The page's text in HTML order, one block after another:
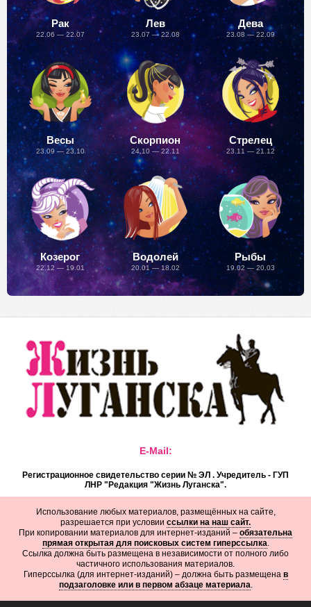
Рак
22.06 — 22.07
Лев
23.07 — 22.08
Дева
23.08 — 22.09
Весы
23.09 — 23.10
Скорпион
24.10 — 22.11
Стрелец
23.11 — 21.12
Козерог
22.12 — 19.01
Водолей
20.01 — 18.02
Рыбы
19.02 — 20.03
E-Mail:
Регистрационное свидетельство серии № ЭЛ . Учредитель - ГУП
ЛНР "Редакция "Жизнь Луганска".
Использование любых материалов, размещённых на сайте,
разрешается при условии ссылки на наш сайт.
При копировании материалов для интернет-изданий – обязательна
прямая открытая для поисковых систем гиперссылка.
Ссылка должна быть размещена в независимости от полного либо
частичного использования материалов.
Гиперссылка (для интернет-изданий) – должна быть размещена в
подзаголовке или в первом абзаце материала.